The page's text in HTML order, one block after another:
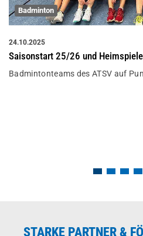
Badminton
24.10.2025
Saisonstart 25/26 und
Badmintonteams des ATSV auf
STARKE PARTNER &